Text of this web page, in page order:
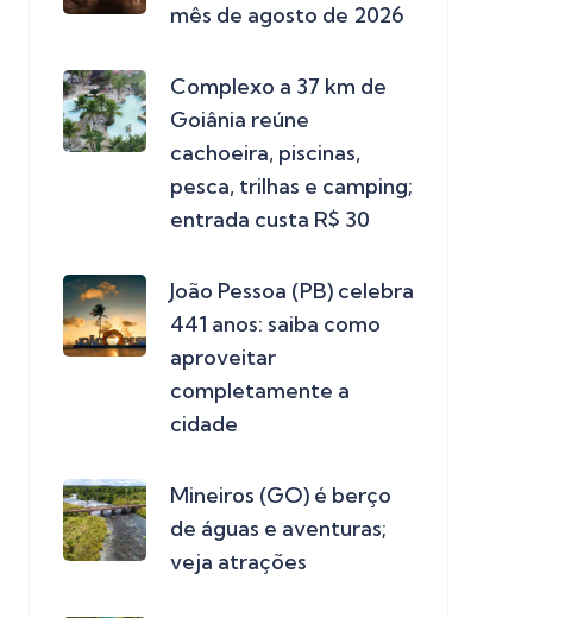
mês de agosto de 2026
Complexo a 37 km de
Goiânia reúne
cachoeira, piscinas,
pesca, trilhas e camping;
entrada custa R$ 30
João Pessoa (PB) celebra
441 anos: saiba como
aproveitar
completamente a
cidade
Mineiros (GO) é berço
de águas e aventuras;
veja atrações